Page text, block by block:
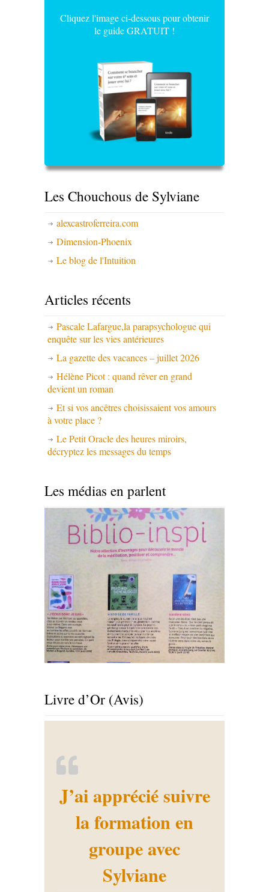
Cliquez l'image ci-dessous pour obtenir
le guide GRATUIT !
Les Chouchous de Sylviane
alexcastroferreira.com
Dimension-Phoenix
Le blog de l'Intuition
Articles récents
Pascale Lafargue,la parapsychologue qui
enquête sur les vies antérieures
La gazette des vacances – juillet 2026
Hélène Picot : quand rêver en grand
devient un roman
Et si vos ancêtres choisissaient vos amours
à votre place ?
Le Petit Oracle des heures miroirs,
décryptez les messages du temps
Les médias en parlent
Livre d’Or (Avis)
J’ai apprécié suivre
la formation en
groupe avec
Sylviane